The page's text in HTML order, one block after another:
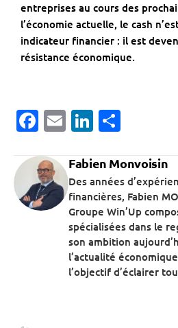
entreprises au cours des
l’économie actuelle, le cash
indicateur financier : il est
résistance économique.
Facebook
EmailLinkedIn
Fabien Monvoisin
Des années
financières, Fabien
Groupe Win’Up
spécialisées dans le
son ambition
l’actualité
l’objectif d’éclairer